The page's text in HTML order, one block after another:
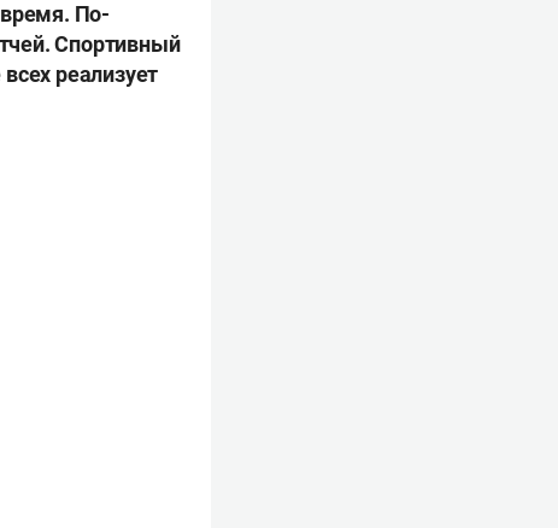
время. По-
Спортивный
реализует